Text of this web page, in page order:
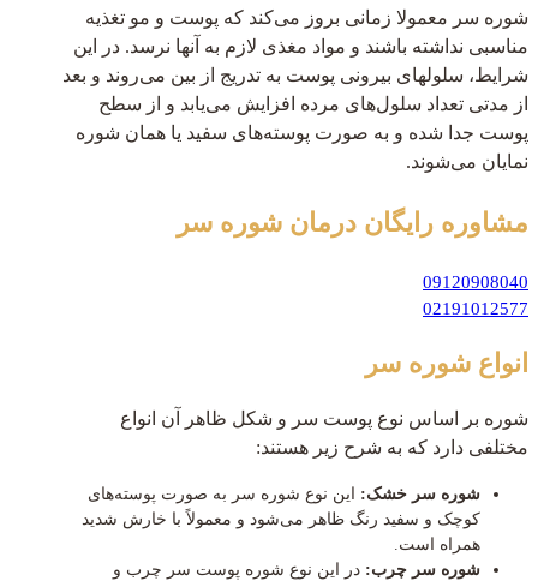
شوره سر معمولا زمانی بروز می‌کند که پوست و مو تغذیه
مناسبی نداشته باشند و مواد مغذی لازم به آنها نرسد. در این
شرایط، سلولهای بیرونی پوست به تدریج از بین می‌روند و بعد
از مدتی تعداد سلول‌های مرده افزایش می‌یابد و از سطح
پوست جدا شده و به صورت پوسته‌های سفید یا همان شوره
نمایان می‌شوند.
مشاوره رایگان درمان شوره سر
09120908040
02191012577
انواع شوره سر
شوره بر اساس نوع پوست سر و شکل ظاهر آن انواع
مختلفی دارد که به شرح زیر هستند:
شوره سر خشک: این نوع شوره سر به صورت پوسته‌های
کوچک و سفید رنگ ظاهر می‌شود و معمولاً با خارش شدید
همراه است.
شوره سر چرب: در این نوع شوره پوست سر چرب و